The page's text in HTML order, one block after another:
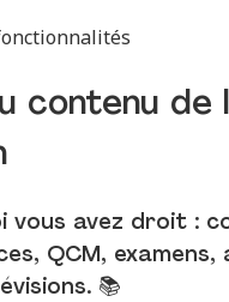
contenu de
vous avez droit :
QCM, examens,
📚